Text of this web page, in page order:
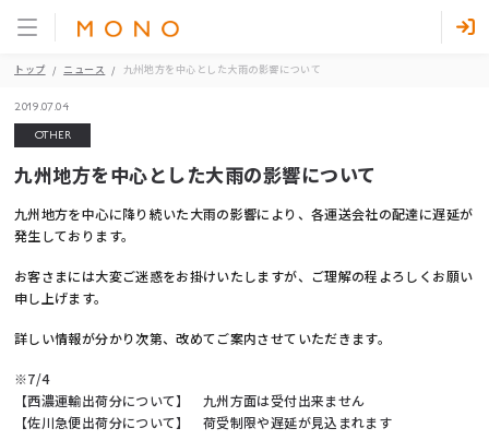
トップ ニュース 九州地方を中心とした大雨の影響について
2019.07.04
OTHER
九州地方を中心とした大雨の影響について
九州地方を中心に降り続いた大雨の影響により、各運送会社の配達に遅延が
発生しております。
お客さまには大変ご迷惑をお掛けいたしますが、ご理解の程よろしくお願い
申し上げます。
詳しい情報が分かり次第、改めてご案内させていただきます。
※7/4
【西濃運輸出荷分について】 九州方面は受付出来ません
【佐川急便出荷分について】 荷受制限や遅延が見込まれます